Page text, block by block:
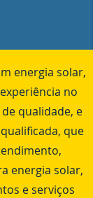
energia solar,
no
qualidade, e
que
energia solar,
e serviços